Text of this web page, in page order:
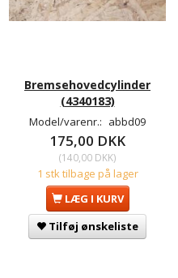
Bremsehovedcylinder
(4340183)
Model/varenr.: abbd09
175,00 DKK
(140,00 DKK)
1 stk tilbage på lager
LÆG I KURV
Tilføj ønskeliste